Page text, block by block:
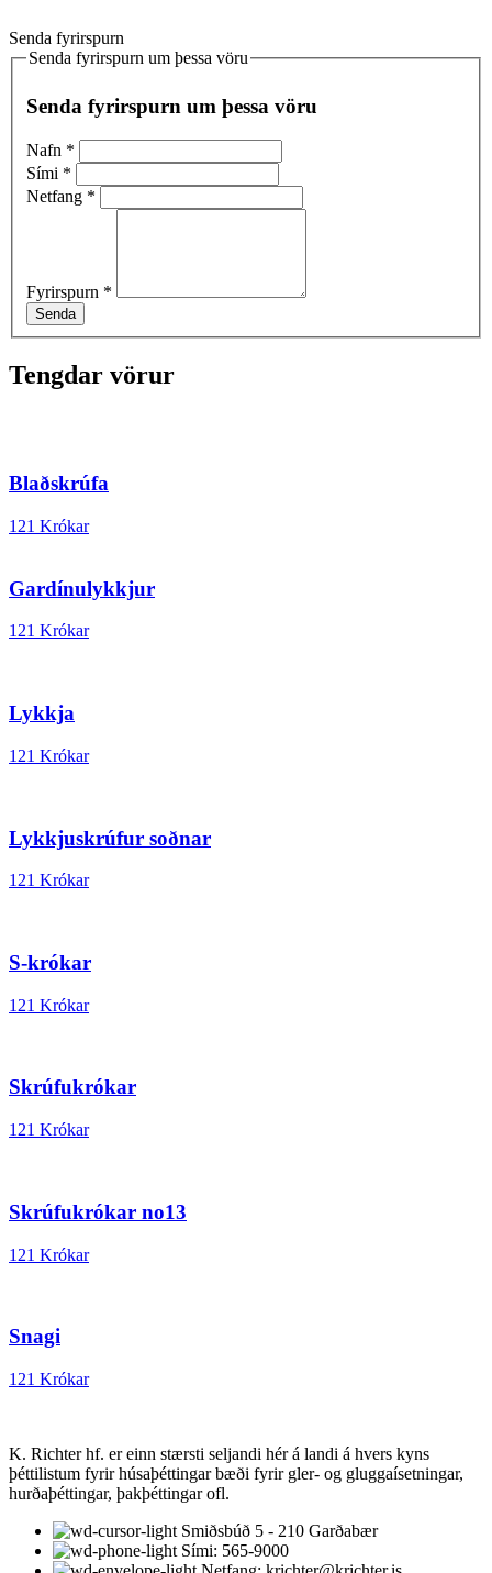
Senda fyrirspurn
Senda fyrirspurn um þessa vöru
Senda fyrirspurn um þessa vöru
Nafn *
Sími *
Netfang *
Fyrirspurn *
Senda
Tengdar vörur
Blaðskrúfa
121 Krókar
Gardínulykkjur
121 Krókar
Lykkja
121 Krókar
Lykkjuskrúfur soðnar
121 Krókar
S-krókar
121 Krókar
Skrúfukrókar
121 Krókar
Skrúfukrókar no13
121 Krókar
Snagi
121 Krókar
K. Richter hf. er einn stærsti seljandi hér á landi á hvers kyns
þéttilistum fyrir húsaþéttingar bæði fyrir gler- og gluggaísetningar,
hurðaþéttingar, þakþéttingar ofl.
Smiðsbúð 5 - 210 Garðabær
Sími: 565-9000